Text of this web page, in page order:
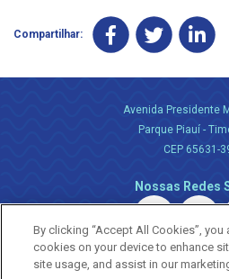
Compartilhar:
Avenida Presidente
Parque Piauí -
CEP 65631-
Nossas Redes
By clicking “Accept All Cookies”,
cookies on your device to enhance
site usage, and assist in our